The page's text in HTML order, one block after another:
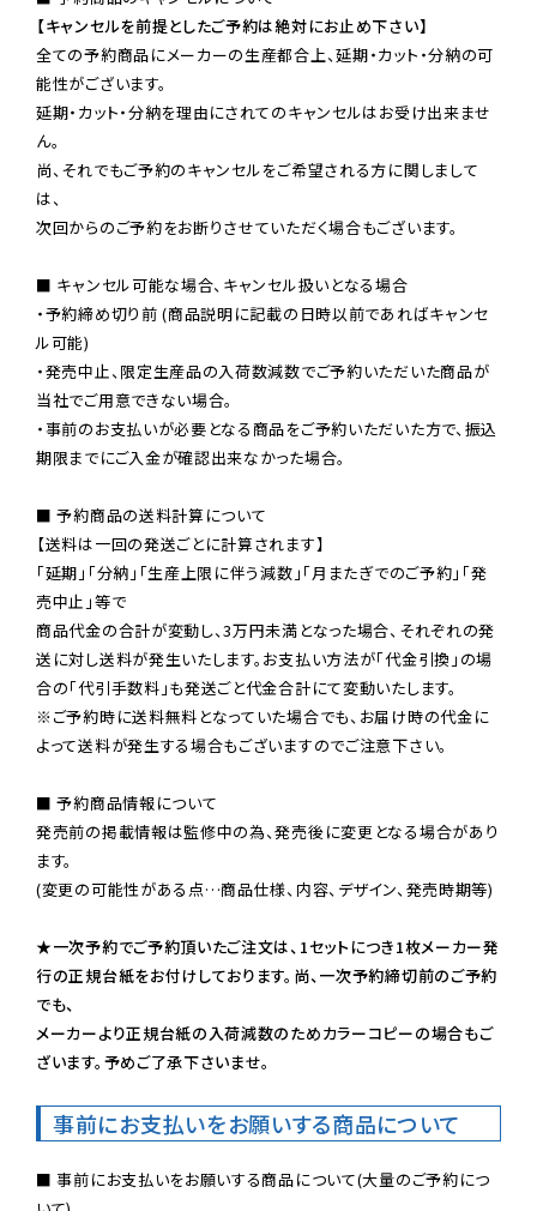
【キャンセルを前提としたご予約は絶対にお止め下さい】
全ての予約商品にメーカーの生産都合上、延期・カット・分納の可
能性がございます。
延期・カット・分納を理由にされてのキャンセルはお受け出来ませ
ん。
尚、それでもご予約のキャンセルをご希望される方に関しまして
は、
次回からのご予約をお断りさせていただく場合もございます。
■ キャンセル可能な場合、キャンセル扱いとなる場合
・予約締め切り前 (商品説明に記載の日時以前であればキャンセ
ル可能)
・発売中止、限定生産品の入荷数減数でご予約いただいた商品が
当社でご用意できない場合。
・事前のお支払いが必要となる商品をご予約いただいた方で、振込
期限までにご入金が確認出来なかった場合。
■ 予約商品の送料計算について
【送料は一回の発送ごとに計算されます】
「延期」「分納」「生産上限に伴う減数」「月またぎでのご予約」「発
売中止」等で
商品代金の合計が変動し、3万円未満となった場合、それぞれの発
送に対し送料が発生いたします。お支払い方法が「代金引換」の場
※ご予約時に送料無料となっていた場合でも、お届け時の代金に
よって送料が発生する場合もございますのでご注意下さい。
■ 予約商品情報について
発売前の掲載情報は監修中の為、発売後に変更となる場合があり
ます。
(変更の可能性がある点…商品仕様、内容、デザイン、発売時期等)
★一次予約でご予約頂いたご注文は、1セットにつき1枚メーカー発
行の正規台紙をお付けしております。尚、一次予約締切前のご予約
でも、
メーカーより正規台紙の入荷減数のためカラーコピーの場合もご
ざいます。予めご了承下さいませ。
事前にお支払いをお願いする商品について
■ 事前にお支払いをお願いする商品について(大量のご予約につ